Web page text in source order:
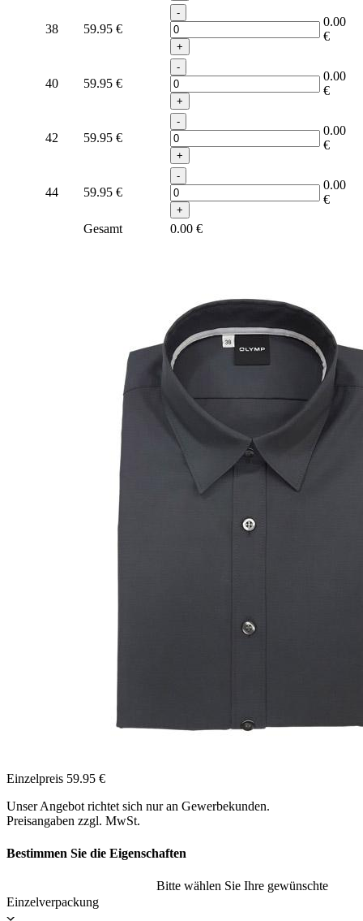
38 59.95 €
-
+
0.00
€
40 59.95 €
-
+
0.00
€
42 59.95 €
-
+
0.00
€
44 59.95 €
-
+
0.00
€
Gesamt 0.00 €
Einzelpreis 59.95 €
Unser Angebot richtet sich nur an Gewerbekunden.
Preisangaben zzgl. MwSt.
Bestimmen Sie die Eigenschaften
Bitte wählen Sie Ihre gewünschte
Einzelverpackung